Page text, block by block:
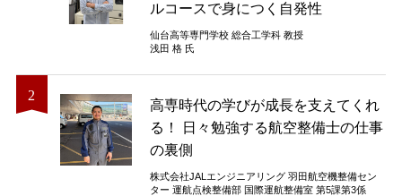
ルコースで身につく自発性
仙台高等専門学校 総合工学科 教授
浅田 格 氏
高専時代の学びが成長を支えてくれ
る！ 日々勉強する航空整備士の仕事
の裏側
株式会社JALエンジニアリング 羽田航空機整備セン
ター 運航点検整備部 国際運航整備室 第5課第3係